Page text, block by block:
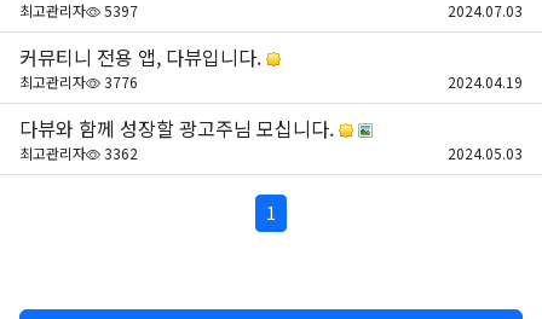
최고관리자 2024.07.03
5397조회
커뮤티니 전용 앱, 다뷰입니다.
최고관리자 2024.04.19
3776
다뷰와 함께 성장할 광고주님 모십니다.
최고관리자 2024.05.03
3362
1